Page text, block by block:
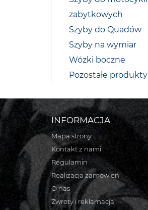
zabytkowych
Szyby do Quadów
Szyby na wymiar
Wózki boczne
Pozostałe produkty
INFORMACJA
Mapa strony
Kontakt z nami
Regulamin
Realizacja zamówień
O nas
Zwroty i reklamacja